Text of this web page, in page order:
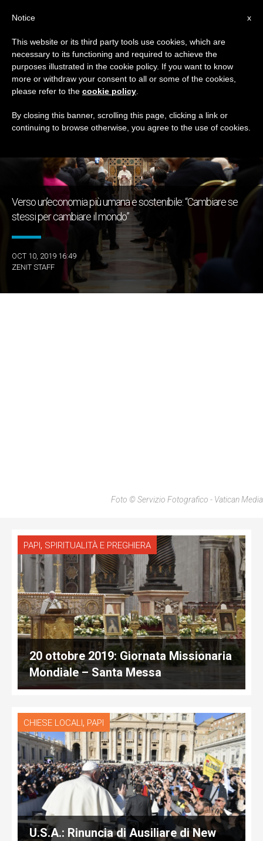
GIORNO
Ottobre 10th, 2019
ULTIME NOTIZIE
Verso un’economia più umana e sostenibile: “Cambiare se
stessi per cambiare il mondo”
OCT 10, 2019 16:49
ZENIT STAFF
Foto © Servizio Fotografico - Vatican Media
PAPI, SPIRITUALITÀ E PREGHIERA
20 ottobre 2019: Giornata Missionaria
Mondiale – Santa Messa
CHIESE LOCALI, PAPI
U.S.A.: Rinuncia di Ausiliare di New
x
Notice
This website or its third party tools use cookies, which are
necessary to its functioning and required to achieve the
purposes illustrated in the cookie policy. If you want to know
more or withdraw your consent to all or some of the cookies,
please refer to the cookie policy
By closing this banner, scrolling this page, clicking a link or
continuing to browse otherwise, you agree to the use of cookies.